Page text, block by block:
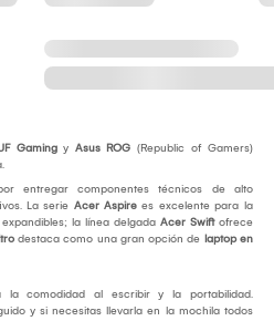
Gamingy Asus ROG(Republic of Gamers)
entregar componentes técnicos de alto
La serie Acer Aspirees excelente para la
la línea delgadaAcer Swiftofrece
destaca como una gran opción de laptop en
la comodidad al escribir y la portabilidad.
y si necesitas llevarla en la mochila todos